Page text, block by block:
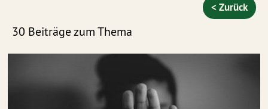
30 Beiträge zum Thema
< Zurück